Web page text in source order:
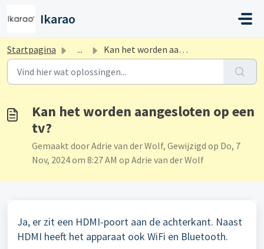
Ikarao
Startpagina ... Kan het worden aangesloten op een tv?
Kan het worden aangesloten op een
tv?
Gemaakt door Adrie van der Wolf, Gewijzigd op Do, 7
Nov, 2024 om 8:27 AM op Adrie van der Wolf
Ja, er zit een HDMI-poort aan de achterkant. Naast
HDMI heeft het apparaat ook WiFi en Bluetooth.